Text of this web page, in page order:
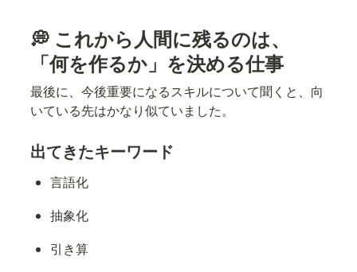
💭 これから人間に残るのは、
「何を作るか」を決める仕事
最後に、今後重要になるスキルについて聞くと、向
いている先はかなり似ていました。
出てきたキーワード
言語化
抽象化
引き算